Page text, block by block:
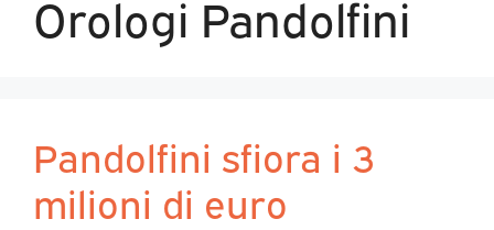
Orologi Pandolfini
Pandolfini sfiora i 3
milioni di euro